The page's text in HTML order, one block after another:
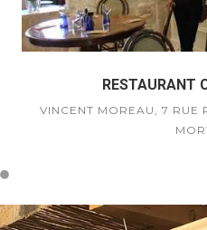
RESTAURANT
VINCENT MOREAU, 7 RUE